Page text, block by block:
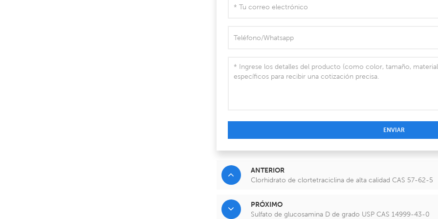
ENVIAR
ANTERIOR
Clorhidrato de clortetraciclina de alta calidad CAS 57-62-5
PRÓXIMO
Sulfato de glucosamina D de grado USP CAS 14999-43-0